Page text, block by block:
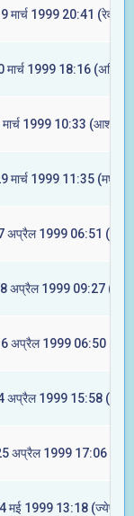
मार्च 1999 20:41 (रेवती)
मार्च 1999 18:16
1999 10:33 (आश्लेषा)
मार्च 1999 11:35 (मघा)
अप्रैल 1999 06:51
अप्रैल 1999 09:27 (मूल)
अप्रैल 1999 06:50
अप्रैल 1999 15:58
अप्रैल 1999 17:06 (मघा)
मई 1999 13:18 (ज्येष्टा)